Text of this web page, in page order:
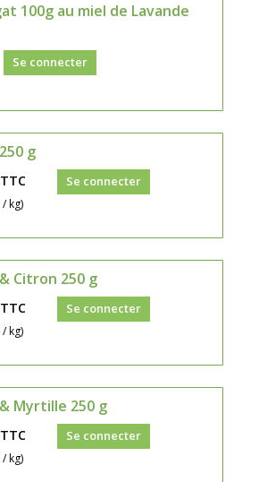
100g au miel de Lavande
Se connecter
g
TTC
kg)
Se connecter
Citron 250 g
TTC
kg)
Se connecter
Myrtille 250 g
TTC
kg)
Se connecter